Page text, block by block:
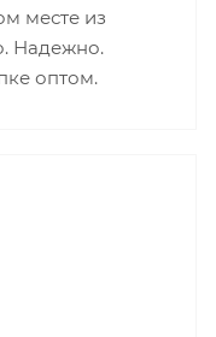
месте из
Надежно.
оптом.